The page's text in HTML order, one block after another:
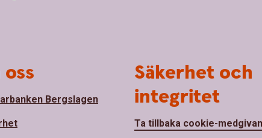
oss
Bergslagen
Säkerhet och
integritet
Ta tillbaka cookie-